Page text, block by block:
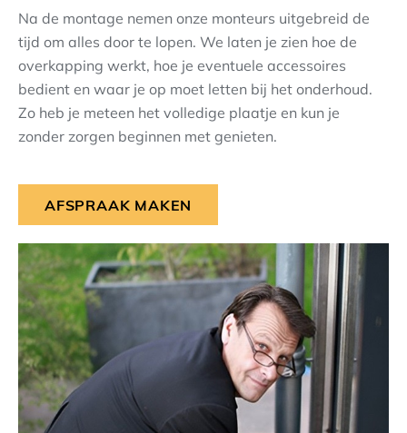
Na de montage nemen onze monteurs uitgebreid de
tijd om alles door te lopen. We laten je zien hoe de
overkapping werkt, hoe je eventuele accessoires
bedient en waar je op moet letten bij het onderhoud.
Zo heb je meteen het volledige plaatje en kun je
zonder zorgen beginnen met genieten.
AFSPRAAK MAKEN